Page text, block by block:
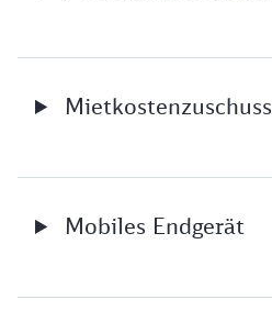
Mietkostenzuschuss
Mobiles Endgerät